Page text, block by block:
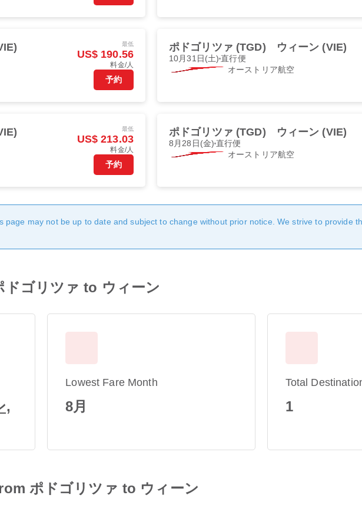
最低
US$ 190.56
料金/人
予約
ポドゴリツァ (TGD) ウィーン (VIE)
10月31日(土)直行便
オーストリア航空
最低
US$ 213.03
料金/人
予約
ポドゴリツァ (TGD) ウィーン (VIE)
8月28日(金)直行便
オーストリア航空
page may not be up to date and subject to change without prior notice. We strive to provide
ゴリツァ to ウィーン
,
Lowest Fare Month
8月
Total
1
ポドゴリツァ to ウィーン